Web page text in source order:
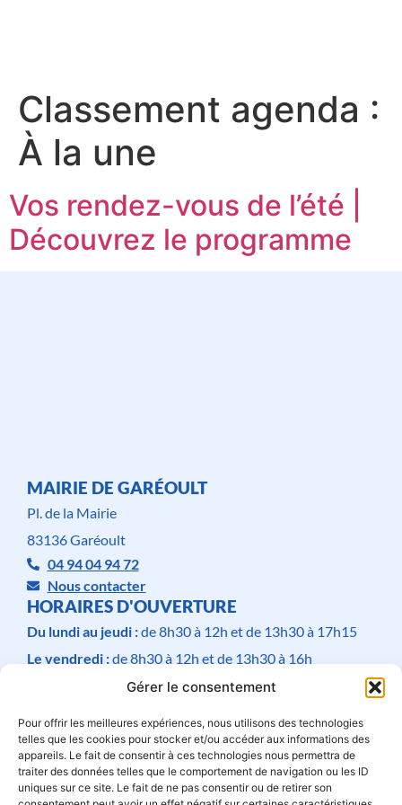
Gérer le consentement
Pour offrir les meilleures expériences, nous utilisons des technologies
telles que les cookies pour stocker et/ou accéder aux informations des
appareils. Le fait de consentir à ces technologies nous permettra de
traiter des données telles que le comportement de navigation ou les ID
uniques sur ce site. Le fait de ne pas consentir ou de retirer son
Classement agenda :
À la une
Vos rendez-vous de l’été |
Découvrez le programme
MAIRIE DE GARÉOULT
Pl. de la Mairie
83136 Garéoult
04 94 04 94 72
Nous contacter
HORAIRES D'OUVERTURE
Du lundi au jeudi :de 8h30 à 12h et de 13h30 à 17h15
Le vendredi :de 8h30 à 12h et de 13h30 à 16h
de 9h à 12h